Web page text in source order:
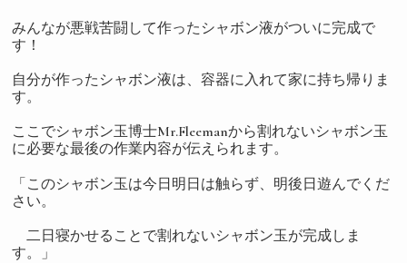
みんなが悪戦苦闘して作ったシャボン液がついに完成で
す！
自分が作ったシャボン液は、容器に入れて家に持ち帰りま
す。
ここでシャボン玉博士Mr.Fleemanから割れないシャボン玉
に必要な最後の作業内容が伝えられます。
「このシャボン玉は今日明日は触らず、明後日遊んでくだ
さい。
二日寝かせることで割れないシャボン玉が完成しま
す。」